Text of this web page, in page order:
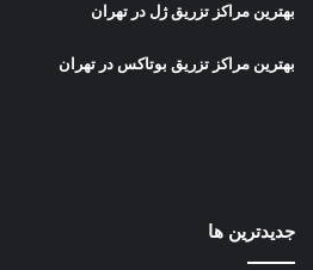
بهترین مراکز تزریق ژل در تهران
بهترین مراکز تزریق بوتاکس در تهران
جدیدترین ها